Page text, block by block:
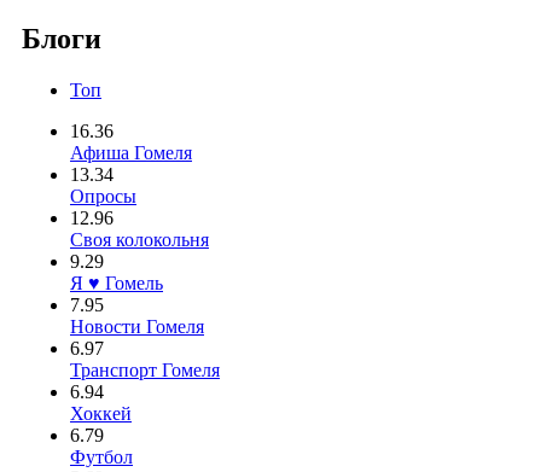
Блоги
Топ
16.36
Афиша Гомеля
13.34
Опросы
12.96
Своя колокольня
9.29
Я ♥ Гомель
7.95
Новости Гомеля
6.97
Транспорт Гомеля
6.94
Хоккей
6.79
Футбол